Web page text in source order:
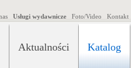
Usługi wydawnicze Foto/Video Kontakt
Aktualności Katalog